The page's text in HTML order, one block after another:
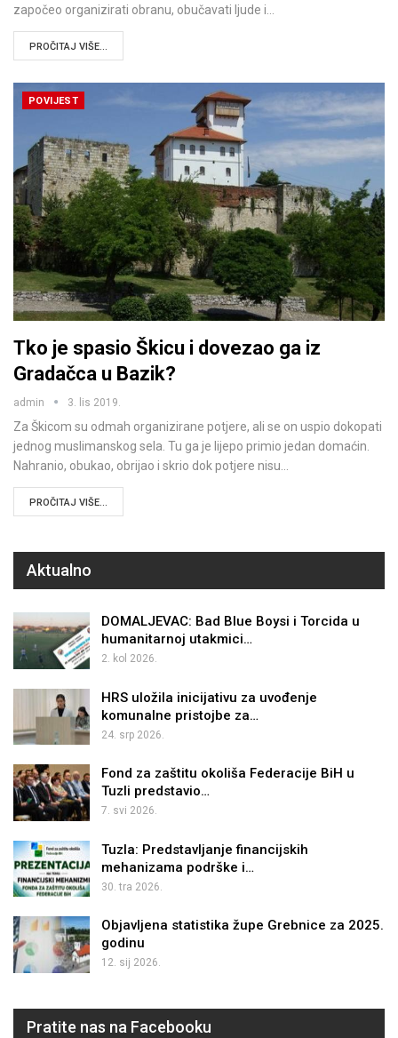
započeo organizirati obranu, obučavati ljude i…
PROČITAJ VIŠE...
POVIJEST
Tko je spasio Škicu i dovezao ga iz
Gradačca u Bazik?
admin 3. lis 2019.
Za Škicom su odmah organizirane potjere, ali se on uspio dokopati
jednog muslimanskog sela. Tu ga je lijepo primio jedan domaćin.
Nahranio, obukao, obrijao i skrio dok potjere nisu…
PROČITAJ VIŠE...
Aktualno
DOMALJEVAC: Bad Blue Boysi i Torcida u
humanitarnoj utakmici…
2. kol 2026.
HRS uložila inicijativu za uvođenje
komunalne pristojbe za…
24. srp 2026.
Fond za zaštitu okoliša Federacije BiH u
Tuzli predstavio…
7. svi 2026.
Tuzla: Predstavljanje financijskih
mehanizama podrške i…
30. tra 2026.
Objavljena statistika župe Grebnice za 2025.
godinu
12. sij 2026.
Pratite nas na Facebooku